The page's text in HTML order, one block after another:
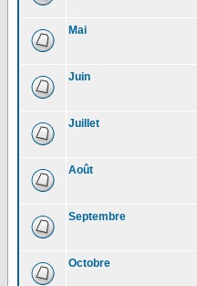
Mai
Juin
Juillet
Août
Septembre
Octobre